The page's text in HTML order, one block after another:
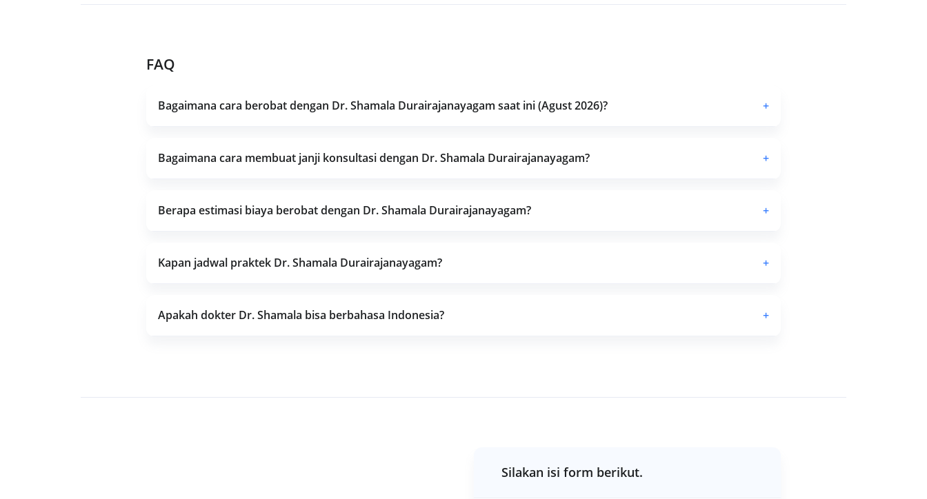
FAQ
Bagaimana cara berobat dengan Dr. Shamala Durairajanayagam saat ini (Agust 2026)? +
Bagaimana cara membuat janji konsultasi dengan Dr. Shamala Durairajanayagam? +
Berapa estimasi biaya berobat dengan Dr. Shamala Durairajanayagam? +
Kapan jadwal praktek Dr. Shamala Durairajanayagam? +
Apakah dokter Dr. Shamala bisa berbahasa Indonesia? +
Silakan isi form berikut.